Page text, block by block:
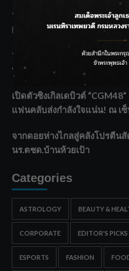
“BILLKIN” สร้างความภาคภูมิใ
Malaysia พร้อมโชว์สุดประทับ
“สุริยะ” สั่งกรมชลฯ เฝ้าระวังน้
บริหารเชิงรุกลดเสี่ยงน้ำท่วม
เปิดตัวซิงเกิลเดบิวต์
แฟนคลับส่งกำลังใจแน่น! ณ เ
จากดอยห่างไกลสู่คลังโปรตีน
นร.ตชด.บ้านห้วยเป้า
Categories
ASTROLOGY BEAUTY &
CORPORATE EDITOR'S PICKS
ESPORTS FASHION